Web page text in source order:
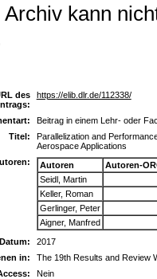
Archiv kann
des
https://elib.dlr.de/112338/
Beitrag in einem Lehr- oder
Titel:
Parallelization and
Aerospace Applications
Autoren
Autoren-
Seidl, Martin
Keller, Roman
Gerlinger, Peter
Aigner, Manfred
Datum:
2017
in:
The 19th Results and Review
Nein